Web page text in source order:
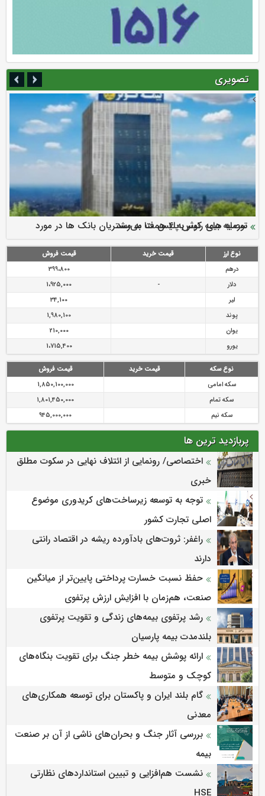
تصویری
ارزش سهام عدالت بالا رفت
سرمایه بیمه کوثر به ۴ همت می‌رسد
نود ثانیه با فولاد سنگان
تقدیر دبیرکل سندیکای بیمه گران ایران از اقدامات مدیرعامل بیمه
رازی
توصیه های رئیس پلیس فتا به مشتریان بانک ها در مورد
پیشگیری از سرقت های مجازی
نوع ارز قیمت خرید
قیمت فروش
درهم
399،800
دلار
-
1،925,000
لیر
34,100
پوند
1,980,100
یوان
210,000
یورو
1،715,400
نوع سکه قیمت خرید
قیمت فروش
سکه امامی
1,850,100,000
سکه تمام
1,801,450,000
سکه نیم
945,000,000
پربازدید ترین ها
اختصاصی/ رونمایی از ائتلاف‌ نهایی در سکوت مطلق
خبری
توجه به توسعه زیرساخت‌های کریدوری موضوع
اصلی تجارت کشور
راغفر: ثروت‌های بادآورده ریشه در اقتصاد رانتی
دارند
حفظ نسبت خسارت پرداختی پایین‌تر از میانگین
صنعت، هم‌زمان با افزایش ارزش پرتفوی
رشد پرتفوی بیمه‌های زندگی و تقویت پرتفوی
بلندمدت بیمه پارسیان
ارائه پوشش بیمه خطر جنگ برای تقویت بنگاه‌های
کوچک و متوسط
گام بلند ایران و پاکستان برای توسعه همکاری‌های
معدنی
بررسی آثار جنگ و بحران‌های ناشی از آن بر صنعت
بیمه
نشست هم‌افزایی و تبیین استانداردهای نظارتی
HSE